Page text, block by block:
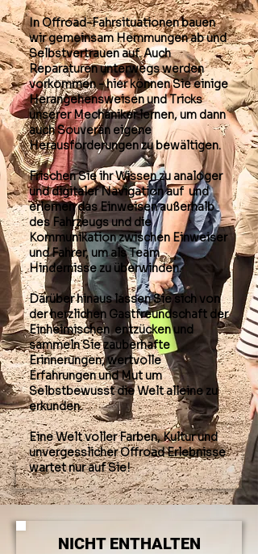
In Offroad-Fahrsituationen bauen
wir gemeinsam Hemmungen ab und
Selbstvertrauen auf. Auch
Reparaturen unterwegs werden
vorkommen - hier können Sie einige
Herangehensweisen und Tricks
unserer Mechaniker lernen, um dann
auch Souverän eigene
Herausforderungen zu bewältigen.
Frischen Sie ihr Wissen zu analoger
und digitaler Navigation auf und
erlernen das Einweisen außerhalb
des Fahrzeugs und die
Kommunikation zwischen Einweiser
und Fahrer, um als Team
Hindernisse zu überwinden.
Darüber hinaus lassen Sie sich von
der herzlichen Gastfreundschaft der
Einheimischen entzücken und
sammeln Sie zauberhafte
Erinnerungen, wertvolle
Erfahrungen und Mut um
Selbstbewusst die Welt alleine zu
erkunden.
Eine Welt voller Farben, Kultur und
unvergesslicher Offroad Erlebnisse
wartet nur auf Sie!
NICHT ENTHALTEN